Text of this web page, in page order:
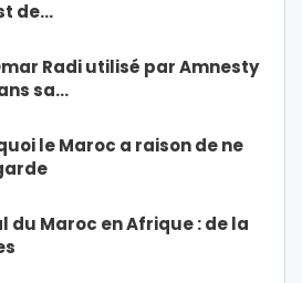
de…
Radi utilisé par Amnesty
sa…
le Maroc a raison de ne
du Maroc en Afrique : de la